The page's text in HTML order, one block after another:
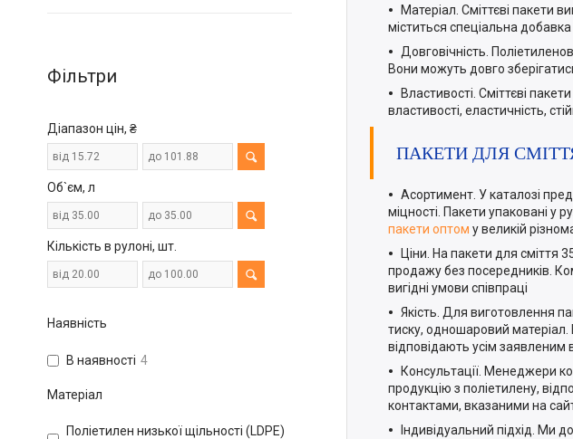
Матеріал. Сміттєві пакети
міститься спеціальна
Довговічність.
Вони можуть довго
Властивості. Сміттєві
властивості, еластичність,
ПАКЕТИ ДЛЯ
Асортимент. У каталозі
міцності. Пакети упаковані у
пакети оптом у великій
Ціни. На пакети для сміття
продажу без посередників.
вигідні умови співпраці
Якість. Для виготовлення
тиску, одношаровий матеріал.
відповідають усім заявленим
Консультації. Менеджери
продукцію з поліетилену,
контактами, вказаними на
Індивідуальний підхід.
Фільтри
Діапазон цін, ₴
Об`єм, л
Кількість в рулоні, шт.
Наявність
В наявності 4
Матеріал
Поліетилен низької щільності (LDPE)